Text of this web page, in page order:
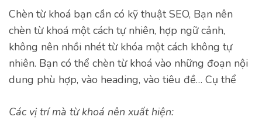
Chèn từ khoá bạn cần có kỹ thuật SEO, Bạn nên
chèn từ khoá một cách tự nhiên, hợp ngữ cảnh,
không nên nhồi nhét từ khóa một cách không tự
nhiên. Bạn có thể chèn từ khoá vào những đoạn nội
dung phù hợp, vào heading, vào tiêu đề… Cụ thể
Các vị trí mà từ khoá nên xuất hiện: